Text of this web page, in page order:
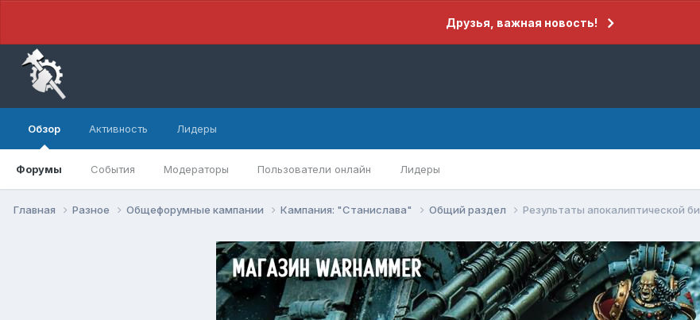
Друзья, важная новость!
Обзор
Форумы События Модераторы Пользователи онлайн Лидеры
Активность Лидеры
Главная Разное Общефорумные кампании Кампания: "Станислава" Общий раздел Результаты апокалиптической